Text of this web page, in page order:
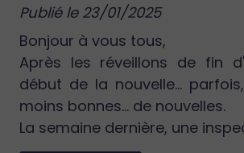
Publié le 23/01/2025
Bonjour à vous tous,
Après les réveillons de fin
début de la nouvelle...
moins bonnes... de nouvelles.
La semaine dernière, une